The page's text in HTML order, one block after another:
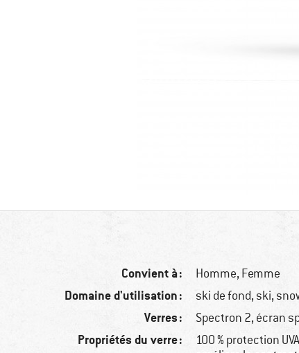
Convient à : Homme, Femme
Domaine d'utilisation : ski de fond, ski,
Verres : Spectron 2, écran
Propriétés du verre :
100 % protection